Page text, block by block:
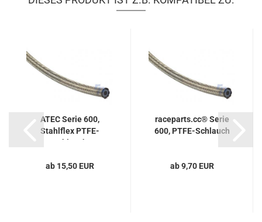
ATEC Serie 600,
Stahlflex PTFE-
Schlauch
ab 15,50 EUR
raceparts.cc® Serie
600, PTFE-Schlauch
ab 9,70 EUR